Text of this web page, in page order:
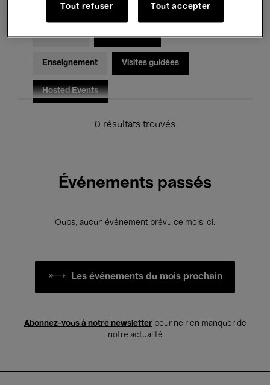
Pour tous Kids’ Palace
Enseignement Visites guidées
Hosted Events
0 résultats trouvés
Événements passés
Oups, aucun événement prévu ce mois-ci.
Les événements du mois prochain
Abonnez-vous à notre newsletterpour ne rien manquer de
notre actualité
Tout refuser Tout accepter